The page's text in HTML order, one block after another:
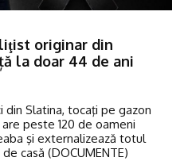
originar din
la doar 44 de ani
din Slatina, tocaţi pe gazon
are peste 120 de oameni
şi externalizează totul
casă (DOCUMENTE)